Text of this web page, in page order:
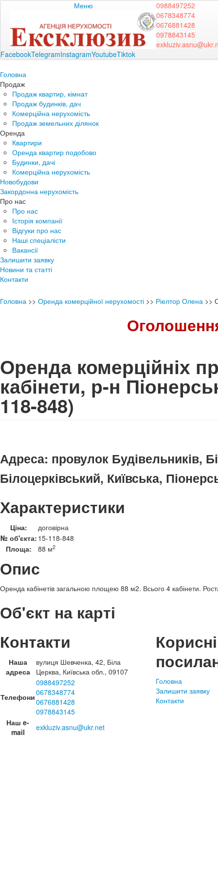
Меню
0988497252
0678348774
0676881428
0978843145
FacebookTelegramInstagramYoutubeTiktok
Головна
Продаж
Продаж квартир, кімнат
Продаж будинків, дач
Комерційна нерухомість
Продаж земельних ділянок
Оренда
Квартири
Оренда квартир подобово
Будинки, дачі
Комерційна нерухомість
Новобудови
Закордонна нерухомість
Про нас
Про нас
Історія компанії
Відгуки про нас
Наші спеціалісти
Вакансії
Залишити заявку
Новини та статті
Контакти
Головна >> Оренда комерційної нерухомості >> Ріелтор Олена >>
Оренда комерційніх
кабінети, р-н
118-848)
Адреса: провулок Будівельників,
Білоцерківський, Київська,
Характеристики
Ціна:
договірна
№ об'єкта: 15-118-848
Площа:
88 м2
Опис
Оренда кабінетів загальною площею 88 м2. Всього 4 кабінети.
Об'єкт на карті
Контакти
Наша
адреса
вулиця Шевченка, 42, Біла
Церква, Київська обл., 09107
Телефони
0988497252
0678348774
0676881428
0978843145
Наш e-
mail
exkluziv.asnu@ukr.net
Корисні
Головна
Залишити заявку
Контакти